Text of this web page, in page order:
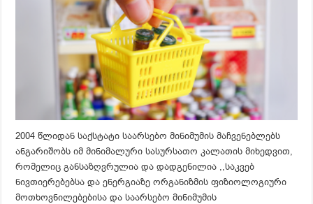
2004 წლიდან საქსტატი საარსებო მინიმუმის მაჩვენებლებს
ანგარიშობს იმ მინიმალური სასურსათო კალათის მიხედვით,
რომელიც განსაზღვრულია და დადგენილია ,,საკვებ
ნივთიერებებსა და ენერგიაზე ორგანიზმის ფიზიოლოგიური
მოთხოვნილებებისა და საარსებო მინიმუმის